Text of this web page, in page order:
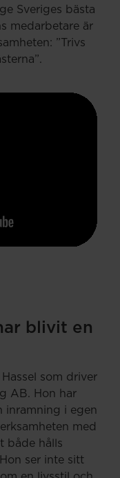
Sveriges bästa
medarbetare är
”Trivs
blivit en
som driver
AB. Hon har
inramning i egen
med
både hålls
ser inte sitt